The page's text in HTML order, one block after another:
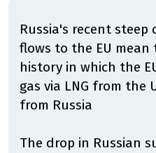
Russia's recent
flows to the EU
history in which the
gas via LNG from the
from Russia
The drop in Russian